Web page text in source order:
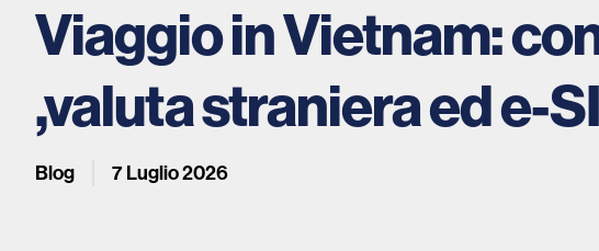
Viaggio in Vietnam:
,valuta straniera ed e-
Blog 7 Luglio 2026